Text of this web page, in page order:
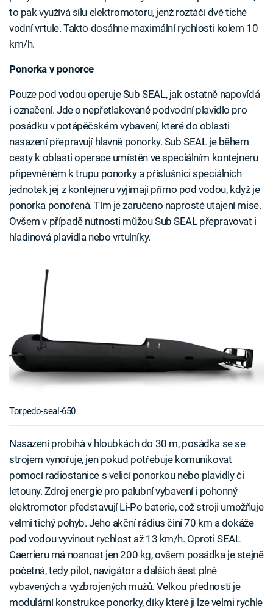
to pak využívá sílu elektromotoru, jenž roztáčí dvě tiché
vodní vrtule. Takto dosáhne maximální rychlosti kolem 10
km/h.
Ponorka v ponorce
Pouze pod vodou operuje Sub SEAL, jak ostatně napovídá
i označení. Jde o nepřetlakované podvodní plavidlo pro
posádku v potápěčském vybavení, které do oblasti
nasazení přepravují hlavně ponorky. Sub SEAL je během
cesty k oblasti operace umístěn ve speciálním kontejneru
připevněném k trupu ponorky a příslušníci speciálních
jednotek jej z kontejneru vyjímají přímo pod vodou, když je
ponorka ponořená. Tím je zaručeno naprosté utajení mise.
Ovšem v případě nutnosti můžou Sub SEAL přepravovat i
hladinová plavidla nebo vrtulníky.
Torpedo-seal-650
Nasazení probíhá v hloubkách do 30 m, posádka se se
strojem vynořuje, jen pokud potřebuje komunikovat
pomocí radiostanice s velicí ponorkou nebo plavidly či
letouny. Zdroj energie pro palubní vybavení i pohonný
elektromotor představují Li-Po baterie, což stroji umožňuje
velmi tichý pohyb. Jeho akční rádius činí 70 km a dokáže
pod vodou vyvinout rychlost až 13 km/h. Oproti SEAL
Caerrieru má nosnost jen 200 kg, ovšem posádka je stejně
početná, tedy pilot, navigátor a dalších šest plně
vybavených a vyzbrojených mužů. Velkou předností je
modulární konstrukce ponorky, díky které ji lze velmi rychle